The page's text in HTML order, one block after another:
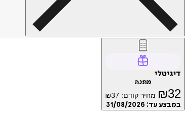
דיגיטלי
מתנה
₪32 מחיר קודם: ₪37
במבצע עד: 31/08/2026